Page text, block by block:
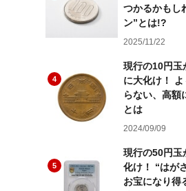
つかるかもし
ン”とは!?
2025/11/22
4
現行の10円玉
に大化け！
らない、高額
とは
2024/09/09
5
現行の50円玉
化け！ “はが
お宝になり得